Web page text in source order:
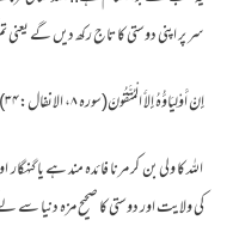
سر پر اپنی دوستی کا تاج رکھ دیں گے یعنی
إِنْ أَوْلِيَاؤُهُ إِلاَّ الْمُتَّقُونَ(سورہ ۸، الانفال:۳۴)
اللہ کا ولی بن کر مرنا فائدہ مند ہے یا
کی ولایت اور دوستی کا صحیح مزہ دنیا سے